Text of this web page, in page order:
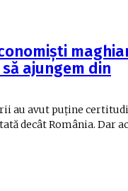
ajungem din
au avut puţine
decât România. Dar